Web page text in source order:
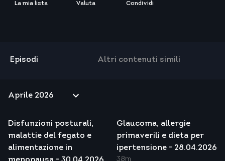
La mia lista Valuta Condividi
Episodi Altri contenuti simili
Disfunzioni posturali,
malattie del fegato e
alimentazione in
Glaucoma, allergie
primaverili e dieta per
ipertensione - 28.04.2026
38m